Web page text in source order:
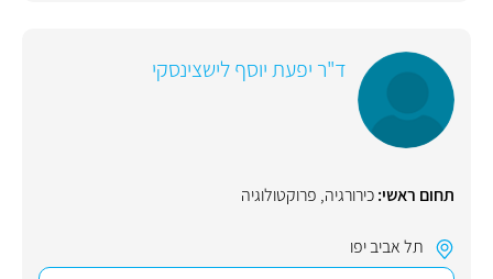
ד"ר יפעת יוסף לישצינסקי
תחום ראשי:כירורגיה, פרוקטולוגיה
תל אביב יפו